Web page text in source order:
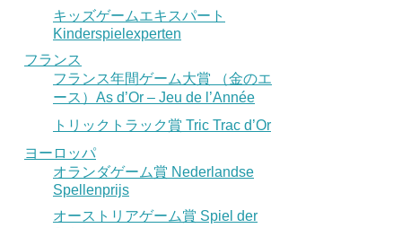
キッズゲームエキスパート
Kinderspielexperten
フランス
フランス年間ゲーム大賞 （金のエ
ース）As d’Or – Jeu de l’Année
トリックトラック賞 Tric Trac d’Or
ヨーロッパ
オランダゲーム賞 Nederlandse
Spellenprijs
オーストリアゲーム賞 Spiel der